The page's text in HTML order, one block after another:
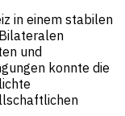
in einem stabilen
und
konnte die